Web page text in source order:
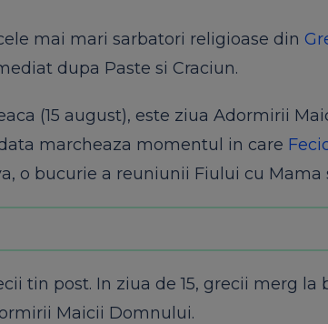
mai mari sarbatori religioase din
dupa Paste si Craciun.
(15 august), este ziua Adormirii
marcheaza momentul in care
o bucurie a reuniunii Fiului cu Mama
tin post. In ziua de 15, grecii merg
Maicii Domnului.